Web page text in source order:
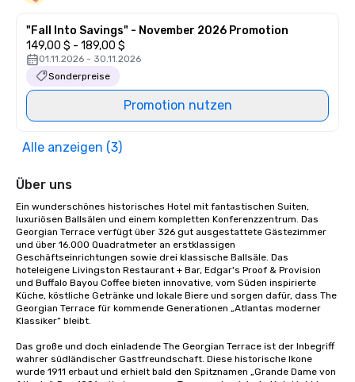
"Fall Into Savings" - November 2026 Promotion
149,00 $ - 189,00 $
01.11.2026 - 30.11.2026
Sonderpreise
Promotion nutzen
Alle anzeigen (3)
Über uns
Ein wunderschönes historisches Hotel mit fantastischen Suiten,
luxuriösen Ballsälen und einem kompletten Konferenzzentrum. Das
Georgian Terrace verfügt über 326 gut ausgestattete Gästezimmer
und über 16.000 Quadratmeter an erstklassigen
Geschäftseinrichtungen sowie drei klassische Ballsäle. Das
hoteleigene Livingston Restaurant + Bar, Edgar's Proof & Provision
und Buffalo Bayou Coffee bieten innovative, vom Süden inspirierte
Küche, köstliche Getränke und lokale Biere und sorgen dafür, dass The
Georgian Terrace für kommende Generationen „Atlantas moderner
Klassiker“ bleibt.
Das große und doch einladende The Georgian Terrace ist der Inbegriff
wahrer südländischer Gastfreundschaft. Diese historische Ikone
wurde 1911 erbaut und erhielt bald den Spitznamen „Grande Dame von